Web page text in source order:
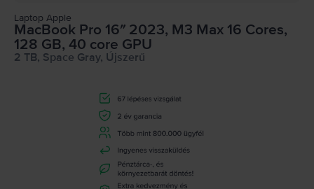
Laptop Apple
MacBook Pro 16″ 2023, M3 Max 16 Cores,
128 GB, 40 core GPU
2 TB, Space Gray, Újszerű